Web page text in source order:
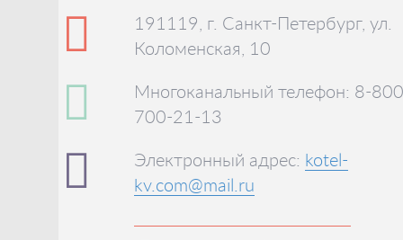
191119, г. Санкт-Петербург, ул.
Коломенская, 10
Многоканальный телефон: 8-
700-21-13
Электронный адрес: kotel-
kv.com@mail.ru